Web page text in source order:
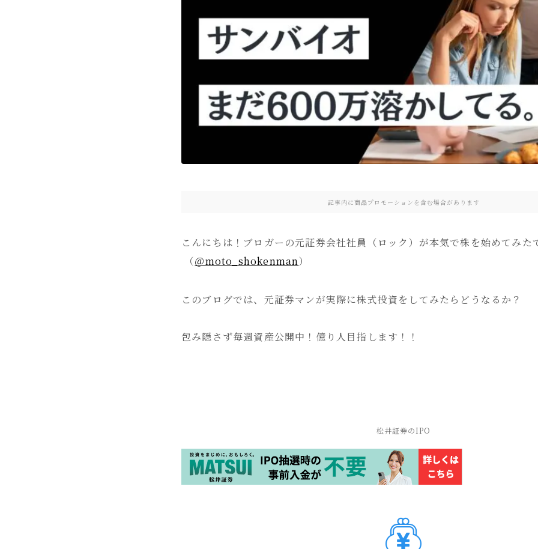
記事内に商品プロモーションを含む場合があります
こんにちは！ブロガーの元証券会社社員（ロック）が本気で株を始めてみた
（＠moto_shokenman）
このブログでは、元証券マンが実際に株式投資をしてみたらどうなるか？
包み隠さず毎週資産公開中！億り人目指します！！
松井証券のIPO